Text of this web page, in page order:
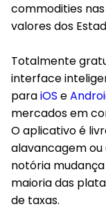
commodities
valores dos
Totalmente
interface
paraiOS e
mercados em
O aplicativo é
alavancagem
notória
maioria das
de taxas.